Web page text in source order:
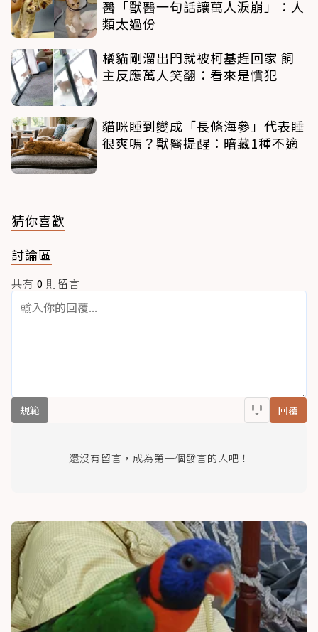
醫「獸醫一句話讓萬人淚崩」：人
類太過份
橘貓剛溜出門就被柯基趕回家 飼
主反應萬人笑翻：看來是慣犯
貓咪睡到變成「長條海參」代表睡
很爽嗎？獸醫提醒：暗藏1種不適
猜你喜歡
討論區
共有 0 則留言
規範 回覆
還沒有留言，成為第一個發言的人吧！